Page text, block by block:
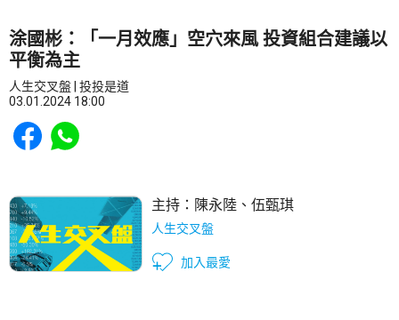
涂國彬：「一月效應」空穴來風 投資組合建議以
平衡為主
人生交叉盤 | 投投是道
03.01.2024 18:00
Share to Facebook
Share to WhatsApp
主持： 陳永陸 、 伍甄琪
人生交叉盤
加入最愛